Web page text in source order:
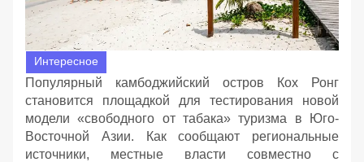
Интересное
Популярный камбоджийский остров Кох Ронг
становится площадкой для тестирования новой
модели «свободного от табака» туризма в Юго-
Восточной Азии. Как сообщают региональные
источники, местные власти совместно с